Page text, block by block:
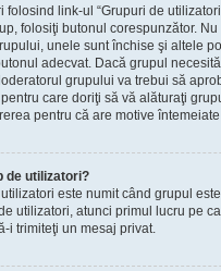
link-ul “Grupuri de
folosiţi butonul corespunzător.
unele sunt închise şi altele
adecvat. Dacă grupul
grupului va trebui să
care doriţi să vă alăturaţi
pentru că are motive
de utilizatori?
este numit când grupul
utilizatori, atunci primul lucru pe
i trimiteţi un mesaj privat.